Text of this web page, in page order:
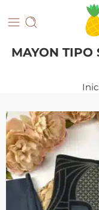
MAYON TIPO